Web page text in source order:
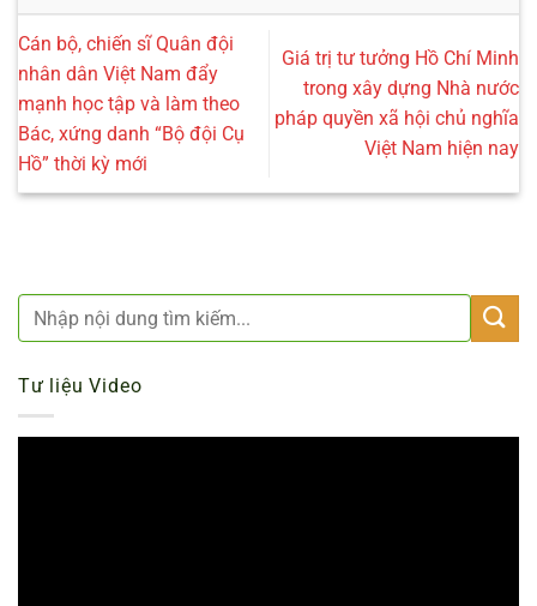
Cán bộ, chiến sĩ Quân đội
nhân dân Việt Nam đẩy
mạnh học tập và làm theo
Bác, xứng danh “Bộ đội Cụ
Hồ” thời kỳ mới
Giá trị tư tưởng Hồ Chí Minh
trong xây dựng Nhà nước
pháp quyền xã hội chủ nghĩa
Việt Nam hiện nay
Tư liệu Video